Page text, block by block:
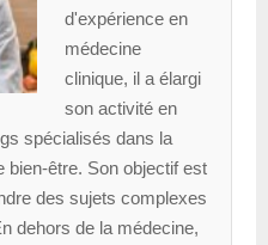
d'expérience en
médecine
clinique, il a élargi
son activité en
spécialisés dans la
bien-être. Son objectif est
des sujets complexes
dehors de la médecine,